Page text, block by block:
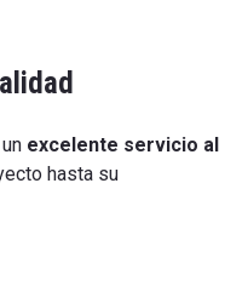
excelente servicio al
hasta su